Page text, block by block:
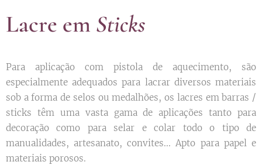
Lacre em Sticks
Para aplicação com pistola de aquecimento, são
especialmente adequados para lacrar diversos materiais
sob a forma de selos ou medalhões, os lacres em barras /
sticks têm uma vasta gama de aplicações tanto para
decoração como para selar e colar todo o tipo de
manualidades, artesanato, convites... Apto para papel e
materiais porosos.